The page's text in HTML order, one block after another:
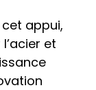
cet appui,
et